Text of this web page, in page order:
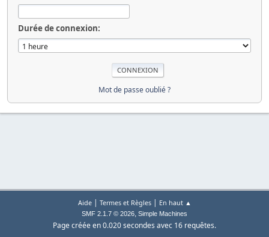
Durée de connexion:
Mot de passe oublié ?
Aide| Termes et Règles| En haut ▲
SMF 2.1.7 © 2026, Simple Machines
Page créée en 0.020 secondes avec 16 requêtes.